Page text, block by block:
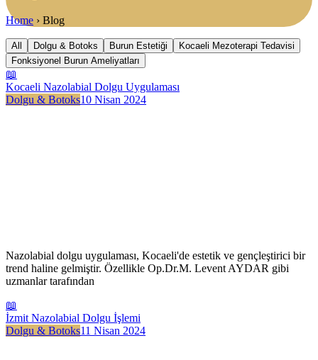
Home › Blog
All Dolgu & Botoks Burun Estetiği
Kocaeli Mezoterapi Tedavisi
Fonksiyonel Burun Ameliyatları
📖
Kocaeli Nazolabial Dolgu Uygulaması
Dolgu & Botoks10 Nisan 2024
Nazolabial dolgu uygulaması, Kocaeli'de estetik ve gençleştirici bir
trend haline gelmiştir. Özellikle Op.Dr.M. Levent AYDAR gibi
uzmanlar tarafından
📖
İzmit Nazolabial Dolgu İşlemi
Dolgu & Botoks11 Nisan 2024